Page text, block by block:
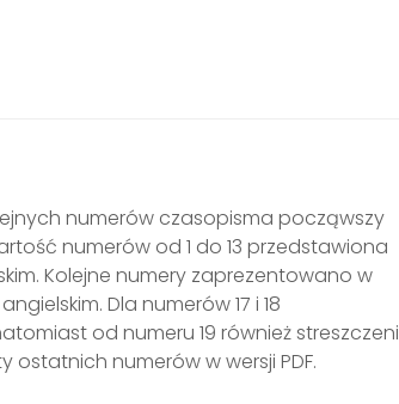
numerów czasopisma począwszy
numerów od 1 do 13 przedstawiona
Kolejne numery zaprezentowano w
Dla numerów 17 i 18
od numeru 19 również
ostatnich numerów w wersji PDF.